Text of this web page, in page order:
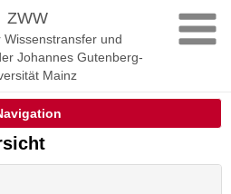
ZWW
und
Johannes Gutenberg-
Mainz